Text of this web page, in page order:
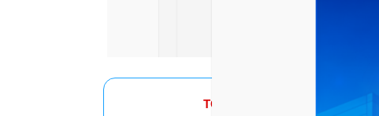
TOPUNI 2026
- ÔN THI PHẢI